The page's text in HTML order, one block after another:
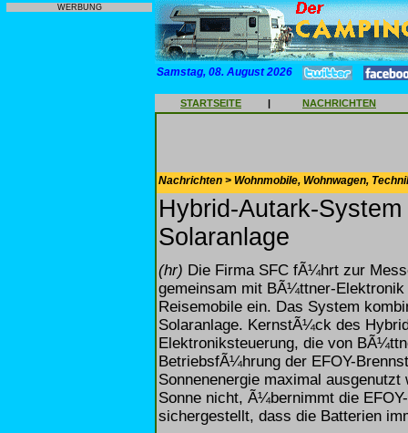
WERBUNG
Samstag, 08. August 2026
STARTSEITE | NACHRICHTEN
Nachrichten > Wohnmobile, Wohnwagen,
Hybrid-Autark-
Solaranlage
(hr) Die Firma SFC fÃ¼hrt zur
gemeinsam mit BÃ¼ttner-
Reisemobile ein. Das System
Solaranlage. KernstÃ¼ck des
Elektroniksteuerung, die von
BetriebsfÃ¼hrung der EFOY-
Sonnenenergie maximal
Sonne nicht, Ã¼bernimmt die
sichergestellt, dass die Batterien